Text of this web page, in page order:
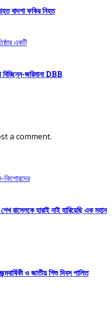
বাদশা ফকির নিহত
জরিমানা DBB
a comment.
রাসেলকে হারাই নাই হারিয়েছি এক মহান
ও জাতীয় শিশু দিবস পালিত